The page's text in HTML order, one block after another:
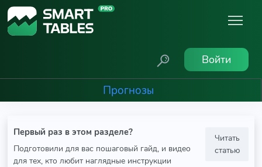
Войти
Прогнозы
Первый раз в этом разделе?
Подготовили для вас пошаговый гайд, и видео
для тех, кто любит наглядные инструкции
Читать
статью